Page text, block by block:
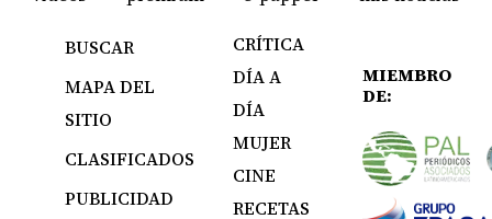
BUSCAR
MAPA DEL
SITIO
CLASIFICADOS
PUBLICIDAD
CRÍTICA
DÍA A
DÍA
MUJER
CINE
RECETAS
MIEMBRO
DE: